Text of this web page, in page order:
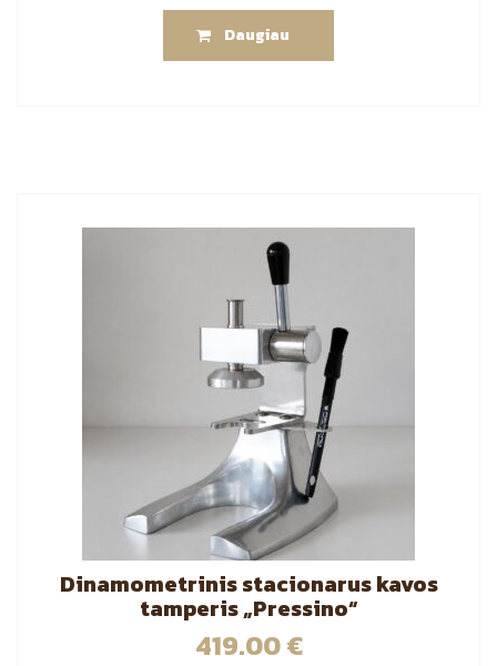
Daugiau
Dinamometrinis stacionarus kavos
tamperis „Pressino“
419.00€